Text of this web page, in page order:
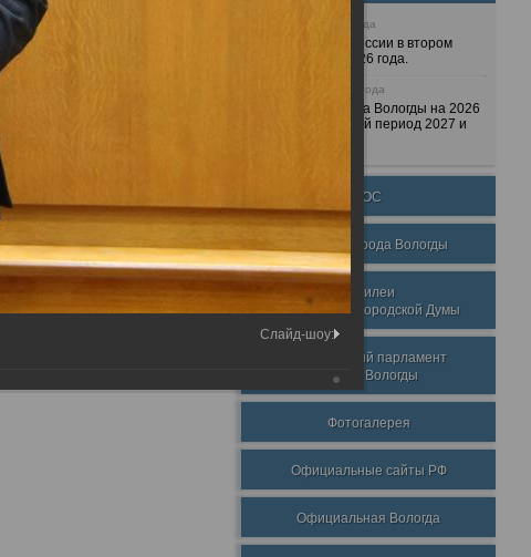
25 июня 2026 года
Очередные сессии в втором
полугодии 2026 года.
7 декабря 2025 года
Бюджет города Вологды на 2026
год и плановый период 2027 и
ТОС
Награды города Вологды
Юбилеи
Вологодской городской Думы
Молодежный парламент
города Вологды
Фотогалерея
Официальные сайты РФ
Официальная Вологда
Слайд-шоу: